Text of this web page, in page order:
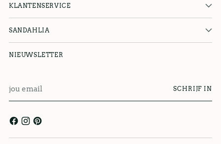
KLANTENSERVICE
SANDAHLIA
NIEUWSLETTER
email
SCHRIJF IN